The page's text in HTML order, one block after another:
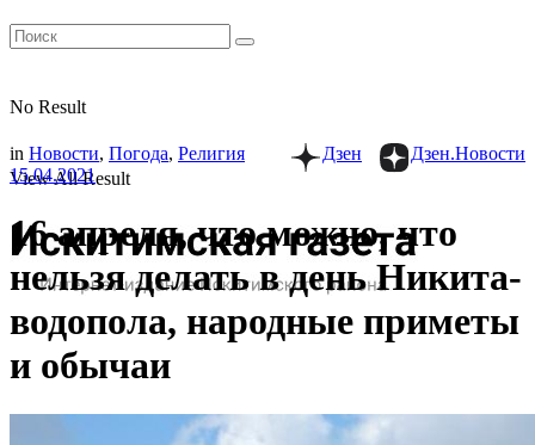
No Result
View All Result
Дзен.Новости
Дзен
in Новости, Погода, Религия
15.04.2021
16 апреля, что можно, что
нельзя делать в день Никита-
водопола, народные приметы
и обычаи